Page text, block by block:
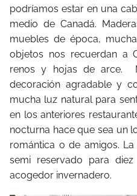
podríamos estar en una
medio de Canadá.
muebles de época,
objetos nos recuerdan a
renos y hojas de arce.
decoración agradable y
mucha luz natural para
en los anteriores
nocturna hace que sea un
romántica o de amigos.
semi reservado para
acogedor invernadero.